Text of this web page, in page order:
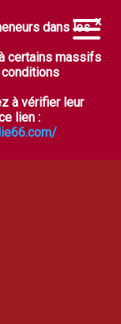
dans les
certains massifs
à vérifier leur
lien :